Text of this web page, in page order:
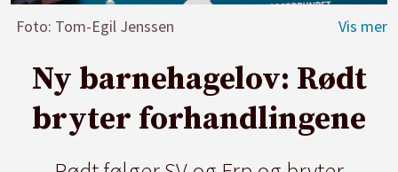
Foto: Tom-Egil Jenssen
Ny barnehagelov: Rødt
bryter forhandlingene